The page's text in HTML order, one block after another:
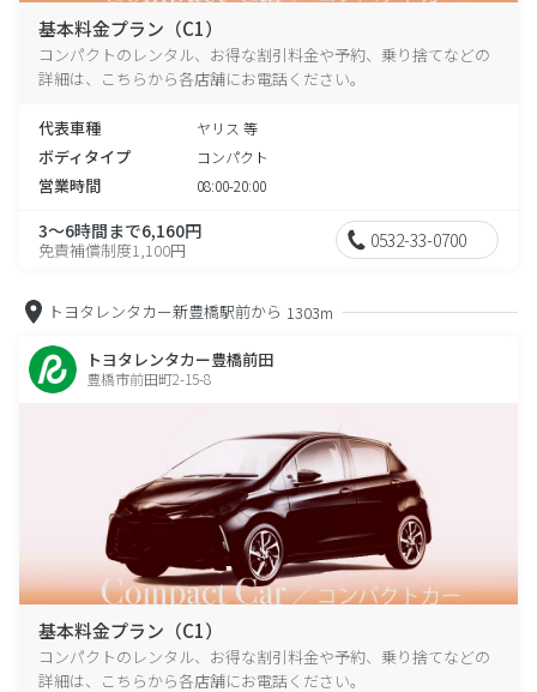
基本料金プラン（C1）
コンパクトのレンタル、お得な割引料金や予約、乗り捨てなどの
詳細は、こちらから各店舗にお電話ください。
代表車種 ヤリス 等
ボディタイプ コンパクト
営業時間 08:00-20:00
3～6時間まで6,160円
免責補償制度1,100円 0532-33-0700
トヨタレンタカー新豊橋駅前から 1303m
トヨタレンタカー豊橋前田
豊橋市前田町2-15-8
基本料金プラン（C1）
コンパクトのレンタル、お得な割引料金や予約、乗り捨てなどの
詳細は、こちらから各店舗にお電話ください。